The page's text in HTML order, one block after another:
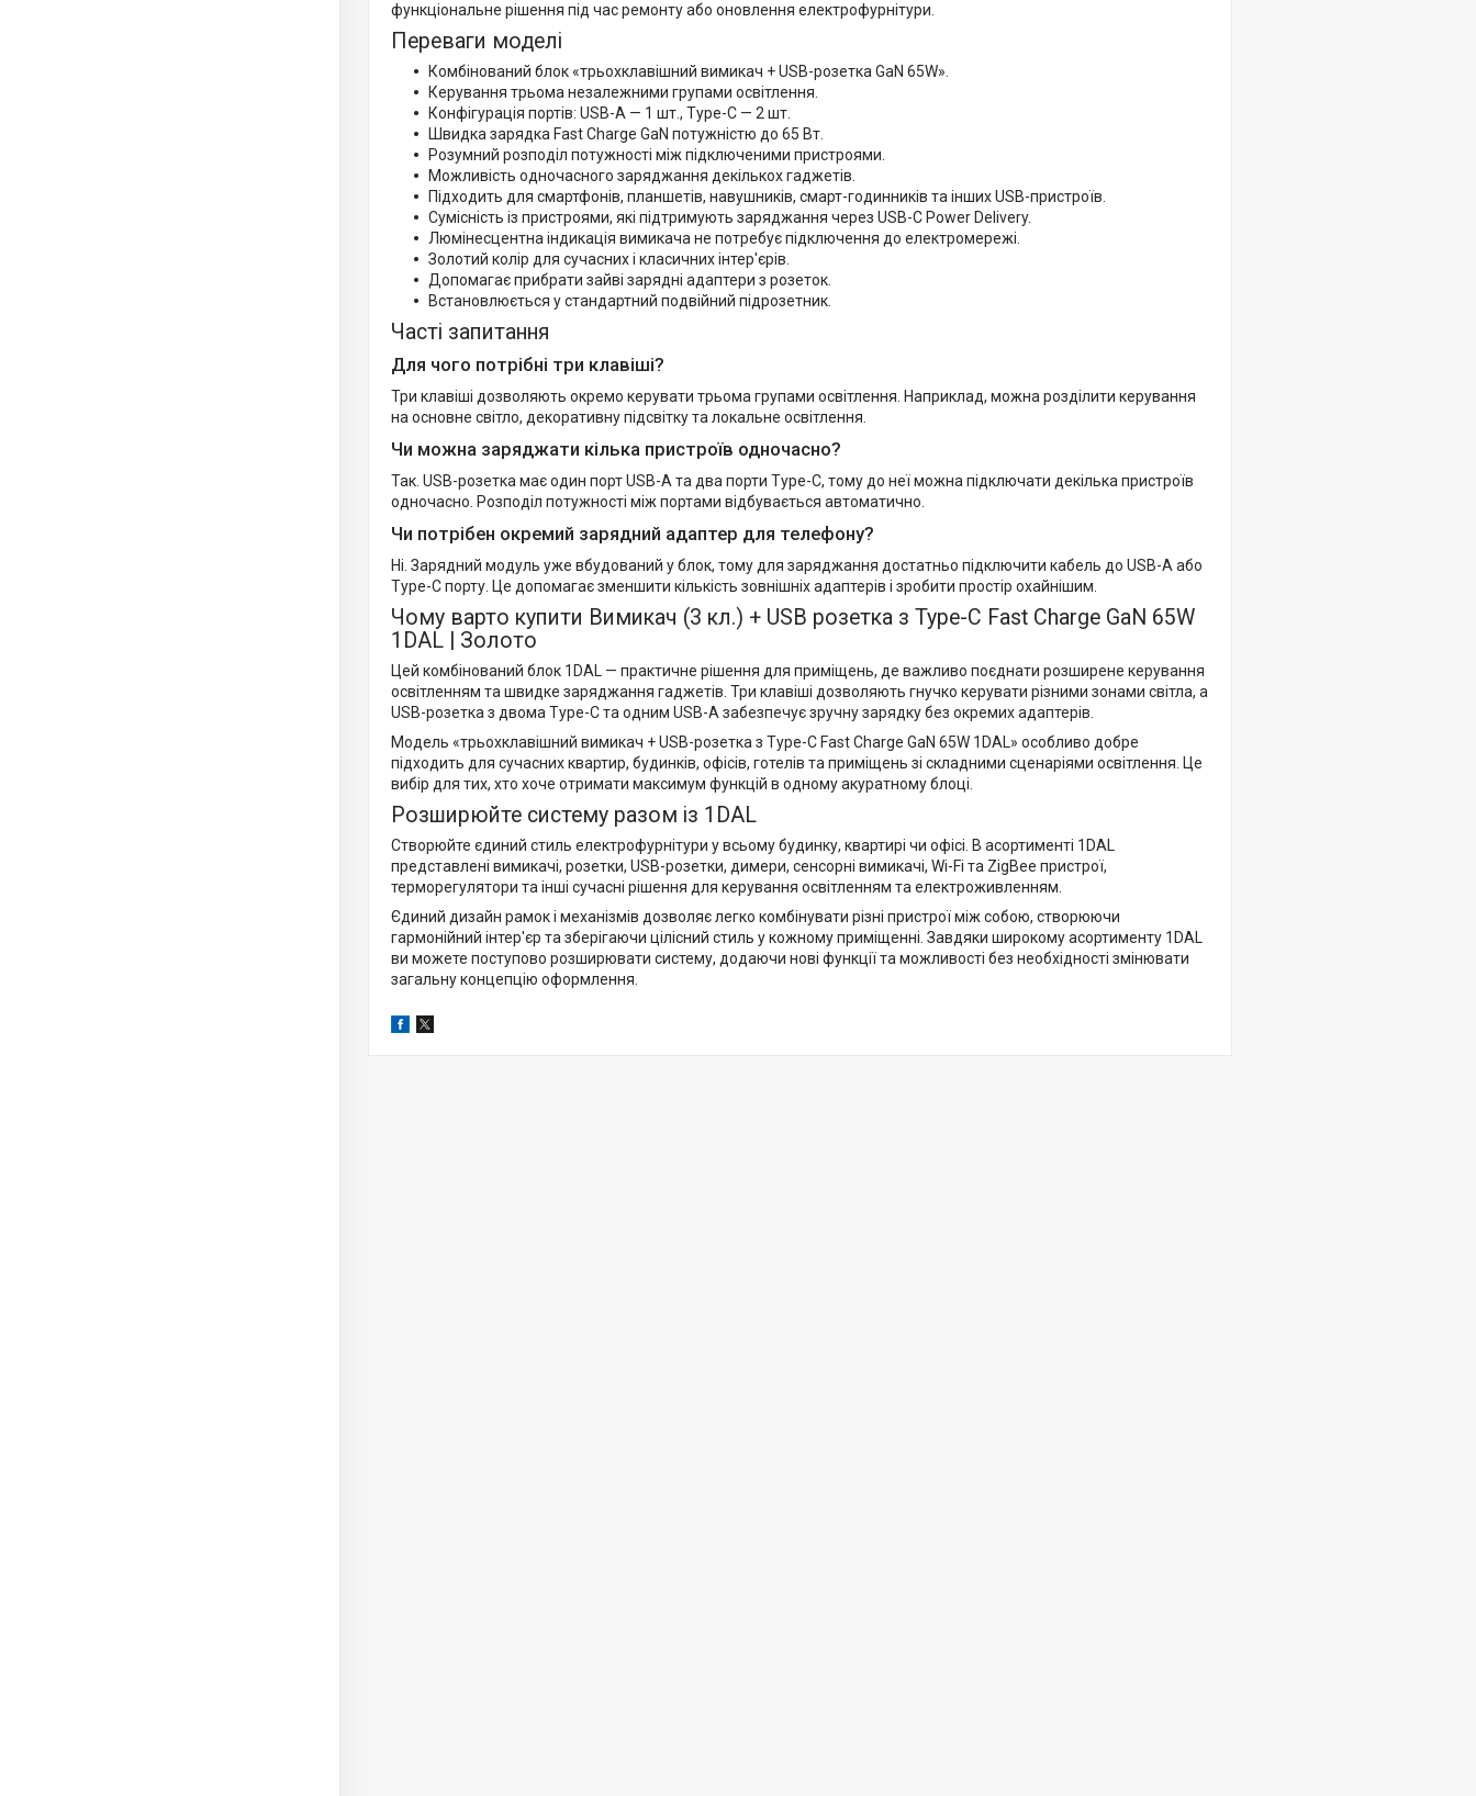
функціональне рішення під час ремонту або оновлення електрофурнітури.
Переваги моделі
Комбінований блок «трьохклавішний вимикач + USB-розетка GaN 65W».
Керування трьома незалежними групами освітлення.
Конфігурація портів: USB-A — 1 шт., Type-C — 2 шт.
Швидка зарядка Fast Charge GaN потужністю до 65 Вт.
Розумний розподіл потужності між підключеними пристроями.
Можливість одночасного заряджання декількох гаджетів.
Підходить для смартфонів, планшетів, навушників, смарт-годинників та інших USB-пристроїв.
Сумісність із пристроями, які підтримують заряджання через USB-C Power Delivery.
Люмінесцентна індикація вимикача не потребує підключення до електромережі.
Золотий колір для сучасних і класичних інтер'єрів.
Допомагає прибрати зайві зарядні адаптери з розеток.
Встановлюється у стандартний подвійний підрозетник.
Часті запитання
Для чого потрібні три клавіші?
Три клавіші дозволяють окремо керувати трьома групами освітлення. Наприклад, можна розділити керування
на основне світло, декоративну підсвітку та локальне освітлення.
Чи можна заряджати кілька пристроїв одночасно?
Так. USB-розетка має один порт USB-A та два порти Type-C, тому до неї можна підключати декілька пристроїв
одночасно. Розподіл потужності між портами відбувається автоматично.
Чи потрібен окремий зарядний адаптер для телефону?
Ні. Зарядний модуль уже вбудований у блок, тому для заряджання достатньо підключити кабель до USB-A або
Type-C порту. Це допомагає зменшити кількість зовнішніх адаптерів і зробити простір охайнішим.
Чому варто купити Вимикач (3 кл.) + USB розетка з Type-C Fast Charge GaN 65W
1DAL | Золото
Цей комбінований блок 1DAL — практичне рішення для приміщень, де важливо поєднати розширене керування
освітленням та швидке заряджання гаджетів. Три клавіші дозволяють гнучко керувати різними зонами світла, а
USB-розетка з двома Type-C та одним USB-A забезпечує зручну зарядку без окремих адаптерів.
Модель «трьохклавішний вимикач + USB-розетка з Type-C Fast Charge GaN 65W 1DAL» особливо добре
підходить для сучасних квартир, будинків, офісів, готелів та приміщень зі складними сценаріями освітлення. Це
вибір для тих, хто хоче отримати максимум функцій в одному акуратному блоці.
Розширюйте систему разом із 1DAL
Створюйте єдиний стиль електрофурнітури у всьому будинку, квартирі чи офісі. В асортименті 1DAL
представлені вимикачі, розетки, USB-розетки, димери, сенсорні вимикачі, Wi-Fi та ZigBee пристрої,
терморегулятори та інші сучасні рішення для керування освітленням та електроживленням.
Єдиний дизайн рамок і механізмів дозволяє легко комбінувати різні пристрої між собою, створюючи
гармонійний інтер'єр та зберігаючи цілісний стиль у кожному приміщенні. Завдяки широкому асортименту 1DAL
ви можете поступово розширювати систему, додаючи нові функції та можливості без необхідності змінювати
загальну концепцію оформлення.